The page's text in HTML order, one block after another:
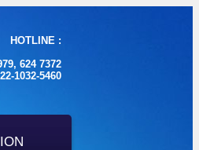
HOTLINE :
624 7372
1032-5460